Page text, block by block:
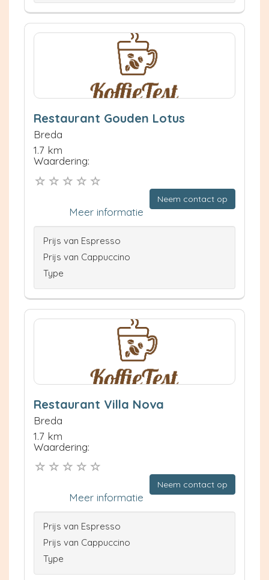
Restaurant Gouden Lotus
Breda
1.7 km
Waardering:
Neem contact op
Meer informatie
Prijs van Espresso
Prijs van Cappuccino
Type
Restaurant Villa Nova
Breda
1.7 km
Waardering:
Neem contact op
Meer informatie
Prijs van Espresso
Prijs van Cappuccino
Type